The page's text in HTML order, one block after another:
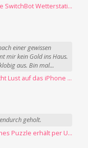
→ Im Video vorgestellt: Die SwitchBot Wetterstation mit E-Ink-Display
einer gewissen
mir kein Gold ins Haus.
aus. Bin mal...
→ Das Galaxy Z Fold8 macht Lust auf das iPhone Ultra
geholt.
→ OddOne: Minimalistisches Puzzle erhält per Update 150 neue Level